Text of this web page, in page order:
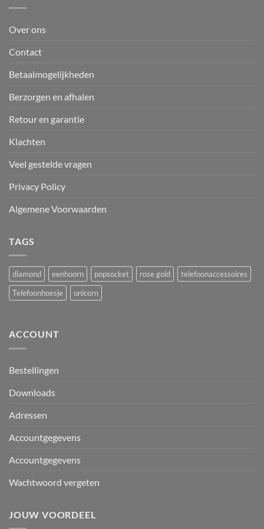
Over ons
Contact
Betaalmogelijkheden
Berzorgen en afhalen
Retour en garantie
Klachten
Veel gestelde vragen
Privacy Policy
Algemene Voorwaarden
TAGS
diamond eenhoorn popsocket rose gold
telefoonaccessoires
Telefoonhoesje
unicorn
ACCOUNT
Bestellingen
Downloads
Adressen
Accountgegevens
Accountgegevens
Wachtwoord vergeten
JOUW VOORDEEL